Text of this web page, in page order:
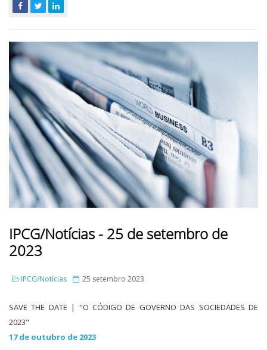
IPCG/Notícias - 25 de setembro de
2023
IPCG/Notícias 25 setembro 2023
SAVE THE DATE | "O CÓDIGO DE GOVERNO DAS SOCIEDADES DE
2023"
17 de outubro de 2023